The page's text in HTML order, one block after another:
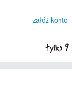
załóż konto